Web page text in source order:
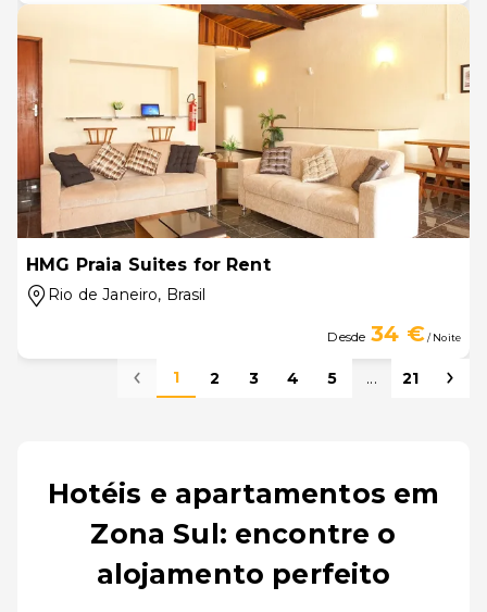
HMG Praia Suites for Rent
Rio de Janeiro, Brasil
Desde 34 €/ Noite
1 2 3 4 5 ... 21
Hotéis e apartamentos em
Zona Sul: encontre o
alojamento perfeito